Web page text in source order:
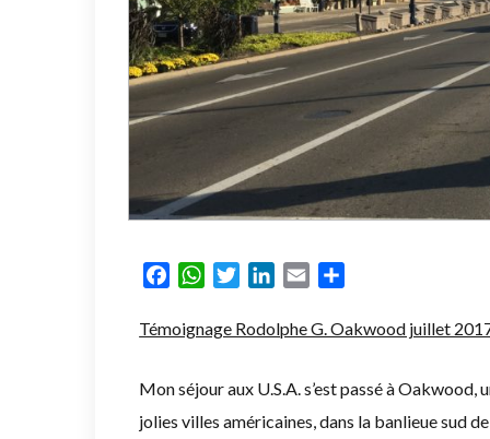
FacebookWhatsAppTwitterLinkedIn
Email
Témoignage Rodolphe G. Oakwood juillet
Mon séjour aux U.S.A. s’est passé à
jolies villes américaines, dans la banlieue sud